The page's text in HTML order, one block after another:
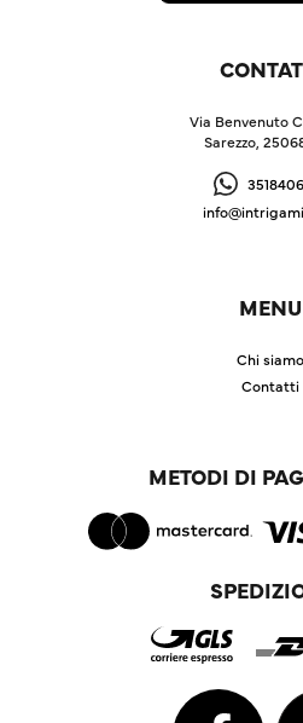
Via Benvenuto
Sarezzo,
MENU
Chi siamo
Contatti
METODI DI